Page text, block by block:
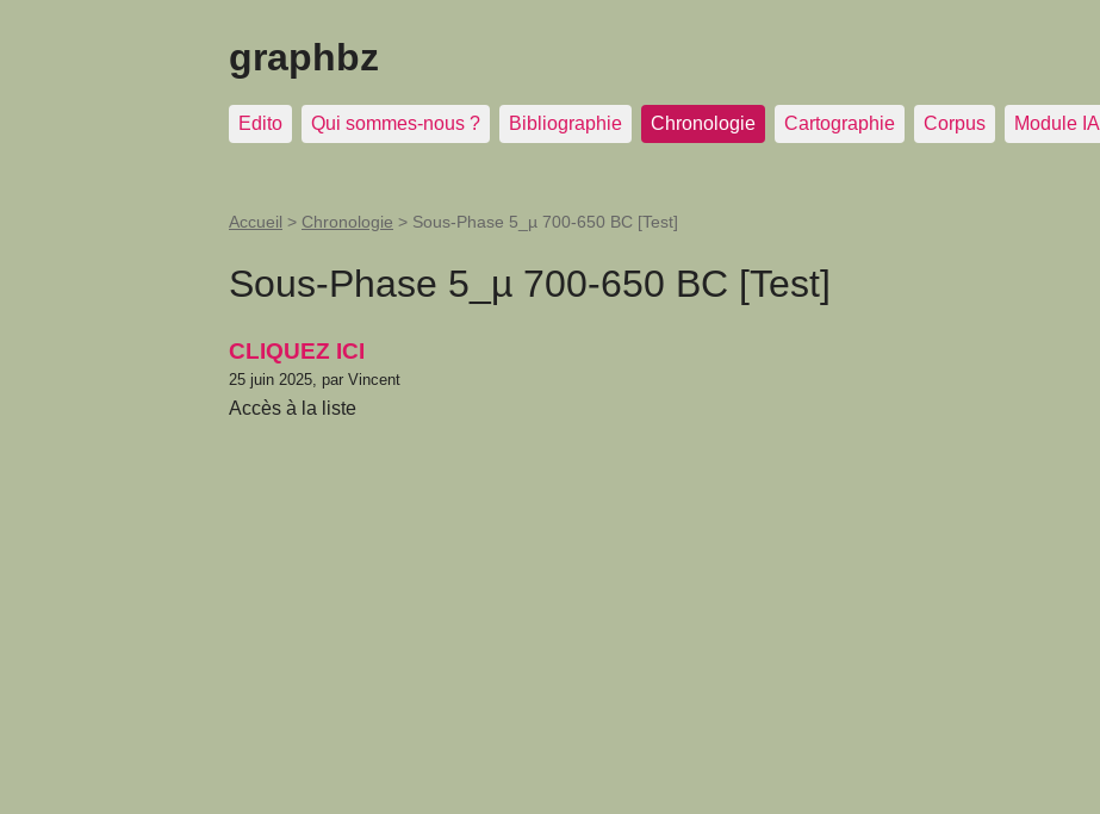
graphbz
Edito Qui sommes-nous ? Bibliographie Chronologie Cartographie Corpus Module IA
Accueil > Chronologie > Sous-Phase 5_µ 700-650 BC [Test]
Sous-Phase 5_µ 700-650 BC [Test]
CLIQUEZ ICI
25 juin 2025, par Vincent
Accès à la liste